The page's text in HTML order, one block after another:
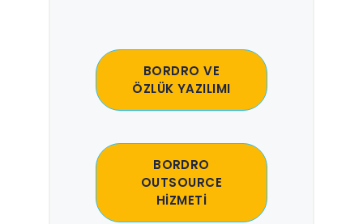
BORDRO VE
ÖZLÜK YAZILIMI
BORDRO
OUTSOURCE
HİZMETİ